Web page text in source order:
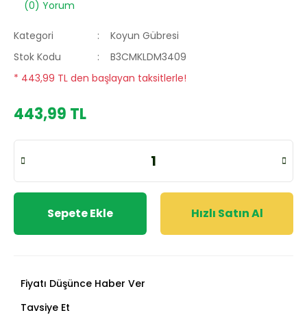
(0) Yorum
Kategori
Koyun Gübresi
Stok Kodu
B3CMKLDM3409
* 443,99 TL den başlayan taksitlerle!
443,99 TL
Sepete Ekle Hızlı Satın Al
Fiyatı Düşünce Haber Ver
Tavsiye Et